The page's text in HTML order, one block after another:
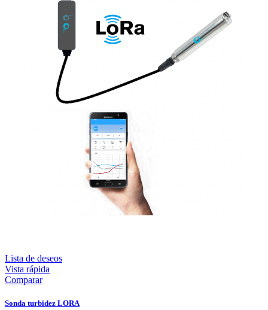
Lista de deseos
Vista rápida
Comparar
Sonda turbidez LORA